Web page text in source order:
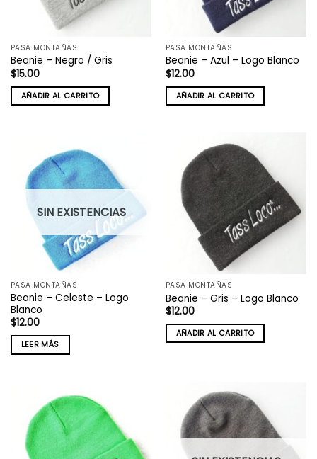
PASA MONTAÑAS
Beanie – Negro / Gris
$15.00
AÑADIR AL CARRITO
PASA MONTAÑAS
Beanie – Azul – Logo Blanco
$12.00
AÑADIR AL CARRITO
SIN EXISTENCIAS
PASA MONTAÑAS
Beanie – Celeste – Logo
Blanco
$12.00
LEER MÁS
PASA MONTAÑAS
Beanie – Gris – Logo Blanco
$12.00
AÑADIR AL CARRITO